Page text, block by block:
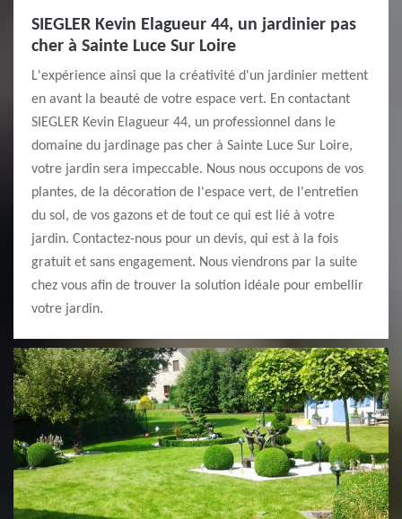
SIEGLER Kevin Elagueur 44, un jardinier pas
cher à Sainte Luce Sur Loire
L'expérience ainsi que la créativité d'un jardinier mettent
en avant la beauté de votre espace vert. En contactant
SIEGLER Kevin Elagueur 44, un professionnel dans le
domaine du jardinage pas cher à Sainte Luce Sur Loire,
votre jardin sera impeccable. Nous nous occupons de vos
plantes, de la décoration de l'espace vert, de l'entretien
du sol, de vos gazons et de tout ce qui est lié à votre
jardin. Contactez-nous pour un devis, qui est à la fois
gratuit et sans engagement. Nous viendrons par la suite
chez vous afin de trouver la solution idéale pour embellir
votre jardin.